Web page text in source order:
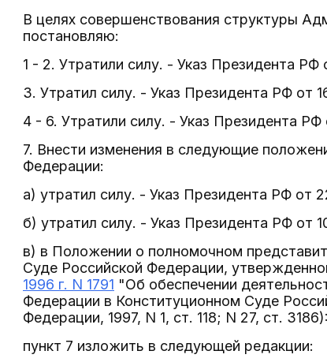
В целях совершенствования структуры
постановляю:
1 - 2. Утратили силу. - Указ Президента РФ
3. Утратил силу. - Указ Президента РФ от
4 - 6. Утратили силу. - Указ Президента
7. Внести изменения в следующие
Федерации:
а) утратил силу. - Указ Президента РФ от
б) утратил силу. - Указ Президента РФ от
в) в Положении о полномочном
Суде Российской Федерации,
1996 г. N 1791 "Об обеспечении
Федерации в Конституционном Суде
Федерации, 1997, N 1, ст. 118; N 27, ст. 3186):
пункт 7 изложить в следующей редакции: